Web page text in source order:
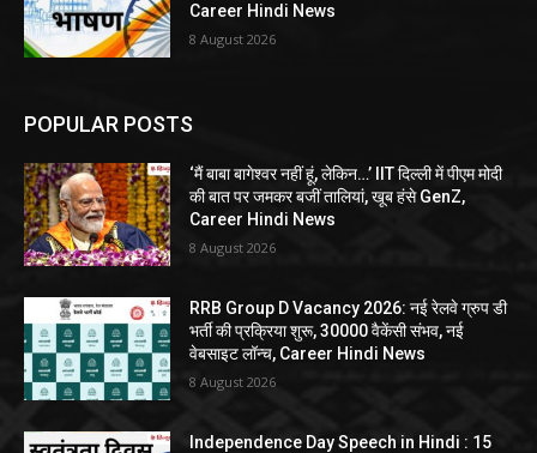
Career Hindi News
8 August 2026
POPULAR POSTS
‘मैं बाबा बागेश्वर नहीं हूं, लेकिन…’ IIT दिल्ली में पीएम मोदी
की बात पर जमकर बजीं तालियां, खूब हंसे GenZ,
Career Hindi News
8 August 2026
RRB Group D Vacancy 2026: नई रेलवे ग्रुप डी
भर्ती की प्रक्रिया शुरू, 30000 वैकेंसी संभव, नई
वेबसाइट लॉन्च, Career Hindi News
8 August 2026
Independence Day Speech in Hindi : 15